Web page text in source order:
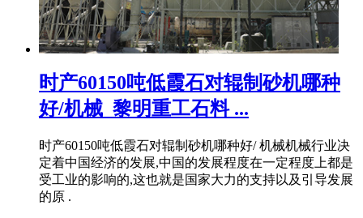
时产60150吨低霞石对辊制砂机哪种
好/机械_黎明重工石料 ...
时产60150吨低霞石对辊制砂机哪种好/ 机械机械行业决
定着中国经济的发展,中国的发展程度在一定程度上都是
受工业的影响的,这也就是国家大力的支持以及引导发展
的原 .